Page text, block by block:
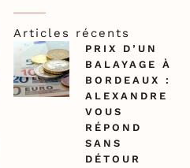
Articles récents
PRIX D’UN
BALAYAGE À
BORDEAUX :
ALEXANDRE
VOUS
RÉPOND
SANS
DÉTOUR